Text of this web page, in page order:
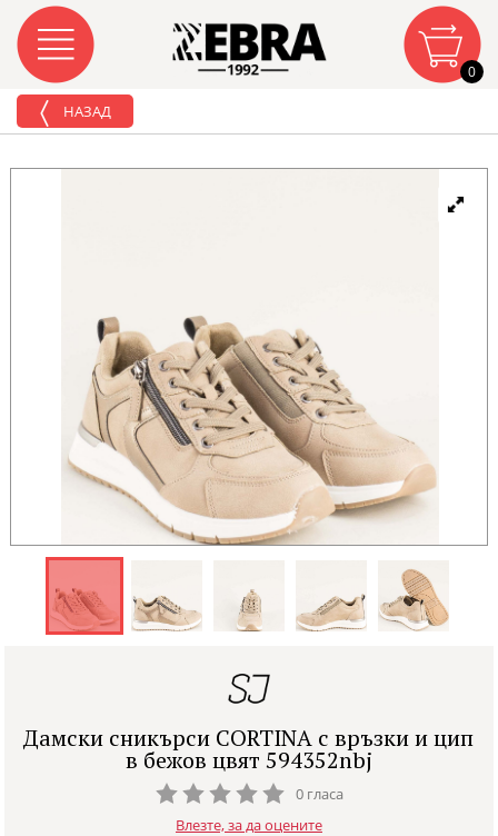
0
НАЗАД
Дамски сникърси CORTINA с връзки и цип
в бежов цвят 594352nbj
0 гласа
Влезте, за да оцените